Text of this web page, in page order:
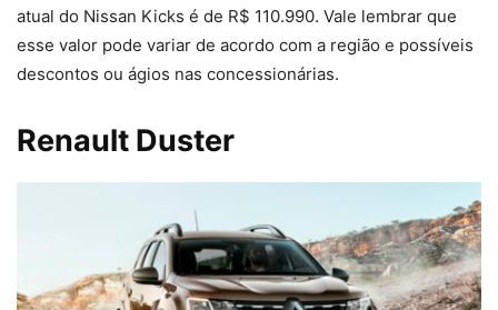
atual do Nissan Kicks é de R$ 110.990. Vale lembrar que
esse valor pode variar de acordo com a região e possíveis
descontos ou ágios nas concessionárias.
Renault Duster